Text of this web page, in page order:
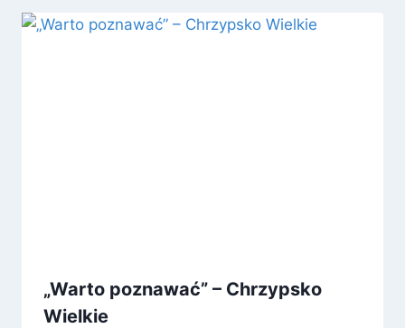
„Warto poznawać” – Chrzypsko
Wielkie